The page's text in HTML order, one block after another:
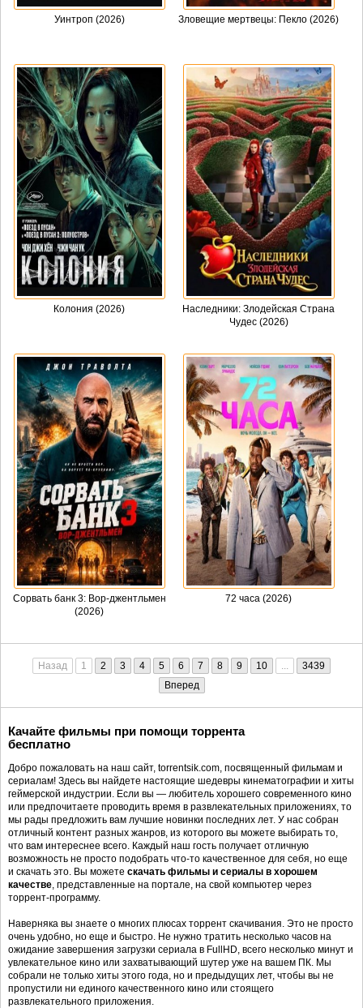
Уинтроп (2026) Зловещие мертвецы: Пекло (2026)
Колония (2026)
Наследники: Злодейская Страна
Чудес (2026)
Сорвать банк 3: Вор-джентльмен
(2026)
72 часа (2026)
Назад 1 2 3 4 5 6 7 8 9 10
3439
Вперед
Качайте фильмы при помощи торрента
бесплатно
Добро пожаловать на наш сайт, torrentsik.com, посвященный фильмам и
сериалам! Здесь вы найдете настоящие шедевры кинематографии и хиты
геймерской индустрии. Если вы — любитель хорошего современного кино
или предпочитаете проводить время в развлекательных приложениях, то
мы рады предложить вам лучшие новинки последних лет. У нас собран
отличный контент разных жанров, из которого вы можете выбирать то,
что вам интереснее всего. Каждый наш гость получает отличную
возможность не просто подобрать что-то качественное для себя, но еще
и скачать это. Вы можете скачать фильмы и сериалы в хорошем
качестве , представленные на портале, на свой компьютер через
торрент-программу.
Наверняка вы знаете о многих плюсах торрент скачивания. Это не просто
очень удобно, но еще и быстро. Не нужно тратить несколько часов на
ожидание завершения загрузки сериала в FullHD, всего несколько минут и
увлекательное кино или захватывающий шутер уже на вашем ПК. Мы
собрали не только хиты этого года, но и предыдущих лет, чтобы вы не
пропустили ни единого качественного кино или стоящего
развлекательного приложения.